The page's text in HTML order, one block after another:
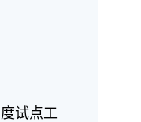
试点工